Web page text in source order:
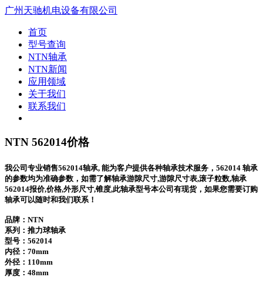
广州天驰机电设备有限公司
首页
型号查询
NTN轴承
NTN新闻
应用领域
关于我们
联系我们
NTN 562014价格
我公司专业销售562014轴承, 能为客户提供各种轴承技术服务，562014 轴承
的参数均为准确参数，如需了解轴承游隙尺寸,游隙尺寸表,滚子粒数,轴承
562014报价,价格,外形尺寸,锥度,此轴承型号本公司有现货，如果您需要订购
轴承可以随时和我们联系！
品牌：NTN
系列：推力球轴承
型号： 562014
内径：70mm
外径：110mm
厚度：48mm